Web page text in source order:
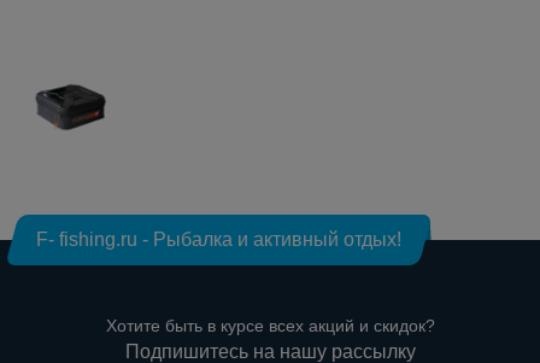
F- fishing.ru - Рыбалка и активный отдых!
Хотите быть в курсе всех акций и скидок?
Подпишитесь на нашу рассылку